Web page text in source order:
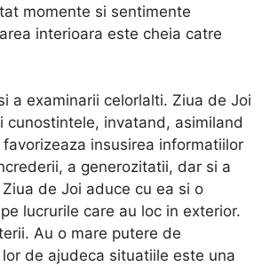
momente si sentimente
interioara este cheia catre
a examinarii celorlalti. Ziua de Joi
invatand, asimiland
insusirea informatiilor
a generozitatii, dar si a
de Joi aduce cu ea si o
lucrurile care au loc in exterior.
Au o mare putere de
de ajudeca situatiile este una